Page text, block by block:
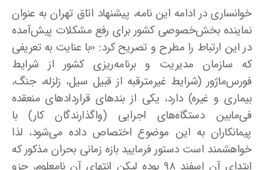
خوانساری در ادامه این نامه، پیشنهاد اتاق تهران به عنوان
نماینده بخش‌خصوصی کشور برای رفع مشکلات پیش‌آمده
در این ارتباط را مطرح و تصریح کرد: «با عنایت به تعریفی
که سازمان مدیریت و برنامه‌ریزی کشور از شرایط
فورس‌ماژور (شرایط غیرمترقبه از قبیل سیل، زلزله، جنگ،
بیماری و غیره) دارد، یکی از بندهای قراردادهای منعقده
فی‌مابین دستگاه‌های اجرایی (واگذارندگان کار) با
پیمانکاران به این موضوع اختصاص داده می‌شود، لذا
خواهشمند است دستور فرمایید بازه زمانی بحران مذکور که
ابتدای آن اسفند ۹۸ بوده لیکن انتهای آن نامعلوم، جزو